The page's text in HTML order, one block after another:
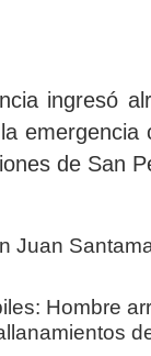
ingresó
de San
Juan
Hombre